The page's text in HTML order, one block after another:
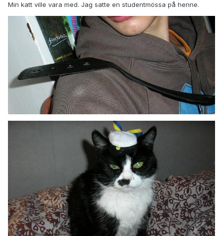
Min katt ville vara med. Jag satte en studentmössa på henne.